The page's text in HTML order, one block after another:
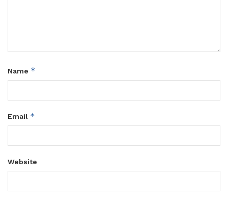
Name *
Email *
Website